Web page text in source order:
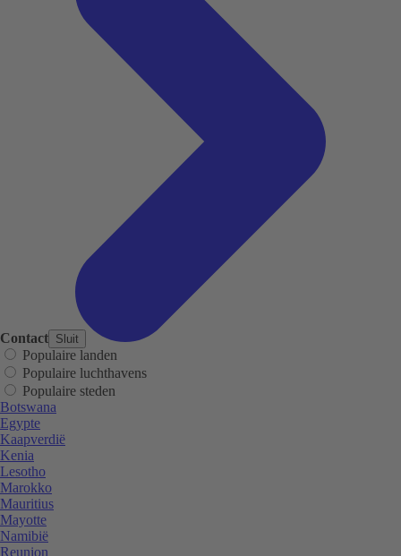
Contact Sluit
Populaire landen
Populaire luchthavens
Populaire steden
Botswana
Egypte
Kaapverdië
Kenia
Lesotho
Marokko
Mauritius
Mayotte
Namibië
Reunion